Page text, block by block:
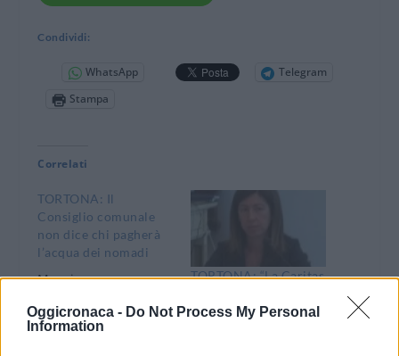
Oggicronaca - Do Not Process My Personal
Information
Condividi:
WhatsApp
Telegram
Stampa
Correlati
TORTONA: Il
Consiglio comunale
non dice chi pagherà
l’acqua dei nomadi
Maggioranza
attorno all’assessore
Laura Castellano:
TORTONA: “La Caritas
per l'acqua dei